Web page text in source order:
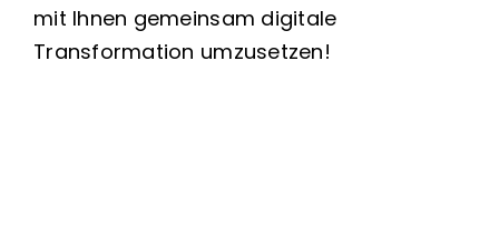
mit Ihnen gemeinsam digitale
Transformation umzusetzen!